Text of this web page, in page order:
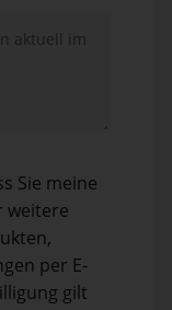
Sie meine
weitere
per E-
gilt